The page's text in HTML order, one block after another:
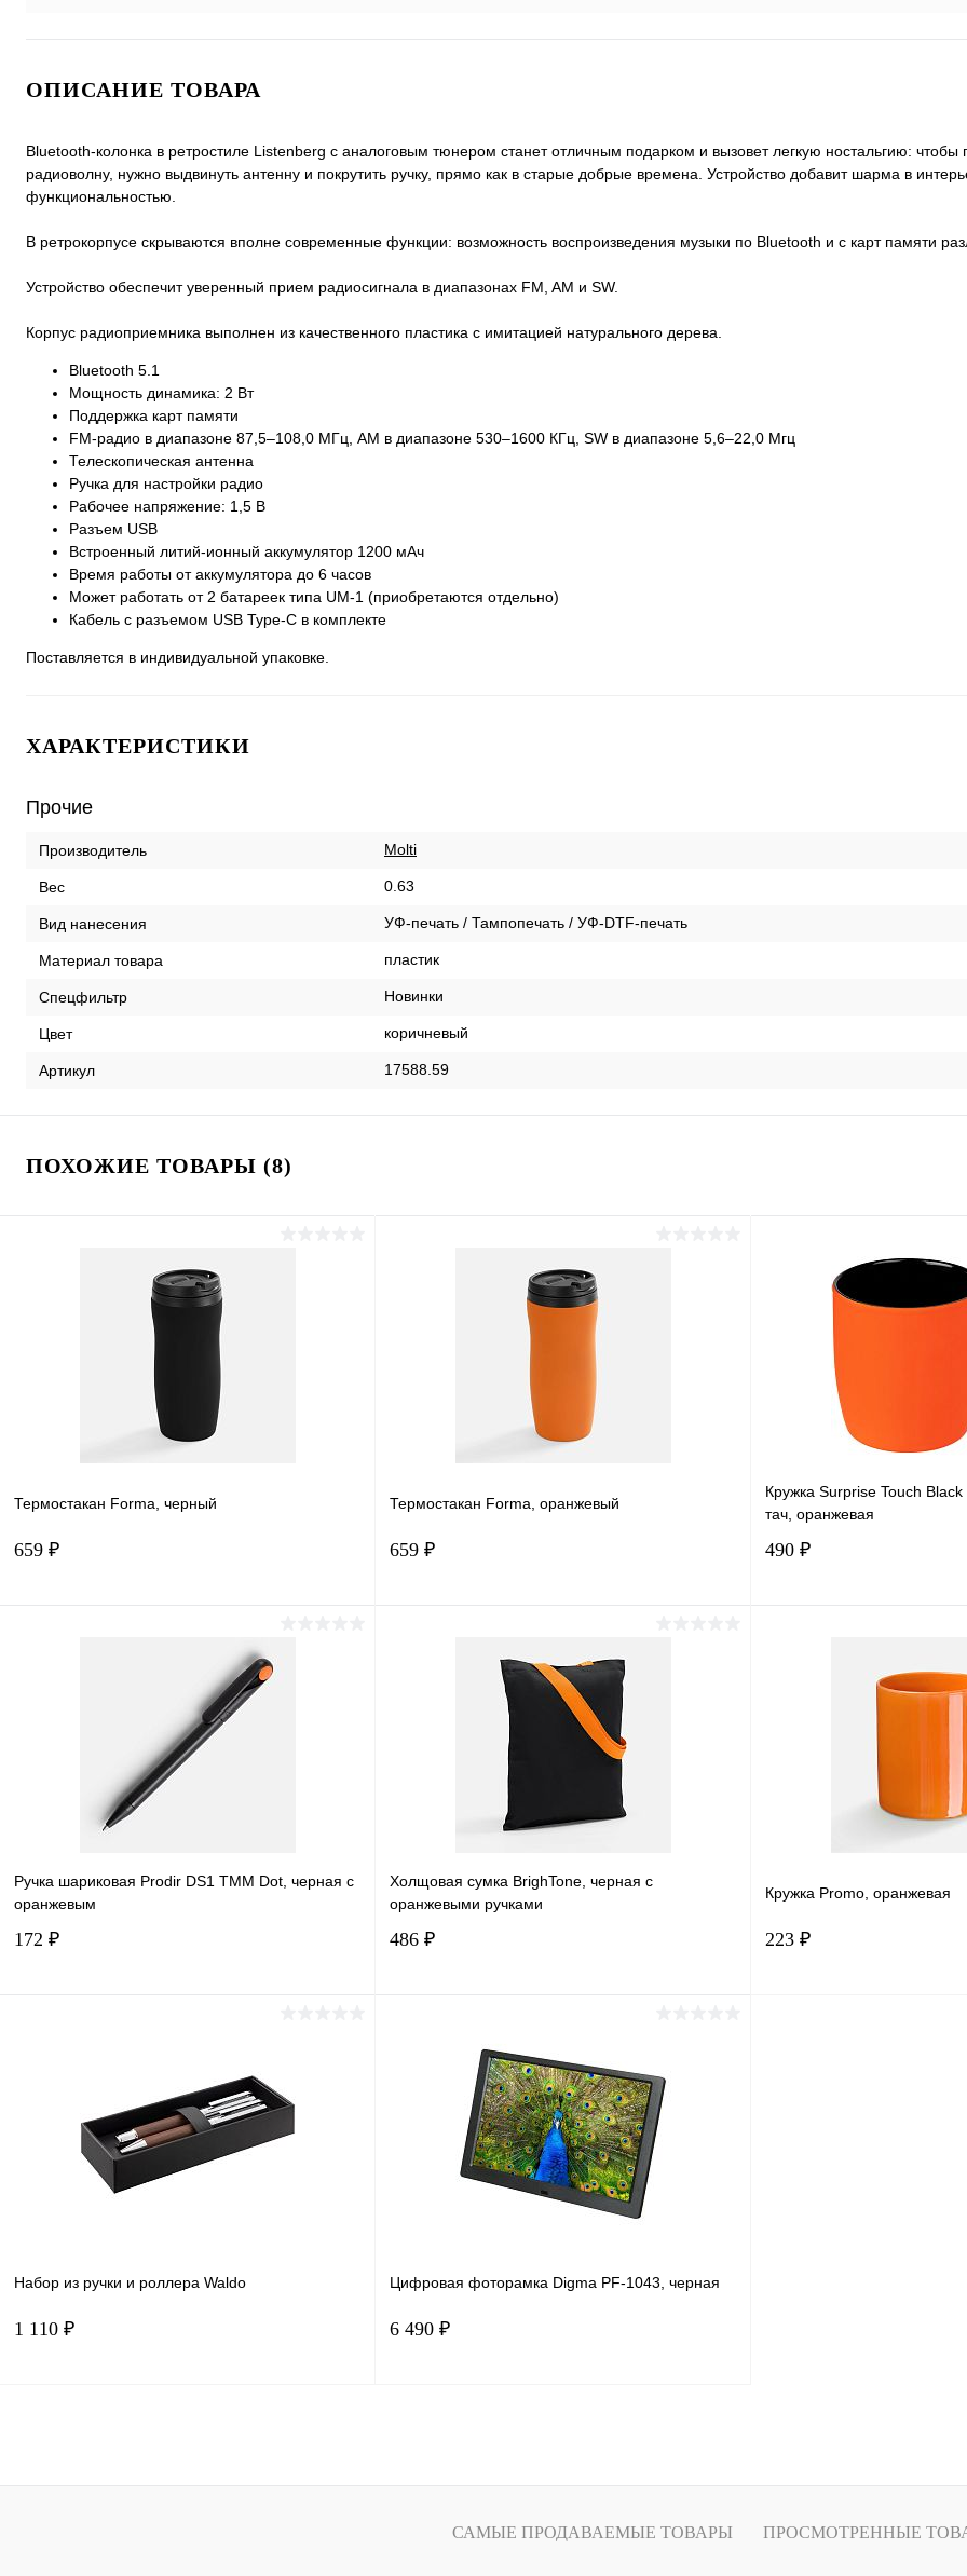
ОПИСАНИЕ ТОВАРА
Bluetooth-колонка в ретростиле Listenberg с аналоговым тюнером станет отличным подарком и вызовет легкую ностальгию: чтобы
радиоволну, нужно выдвинуть антенну и покрутить ручку, прямо как в старые добрые времена. Устройство добавит шарма в
функциональностью.
В ретрокорпусе скрываются вполне современные функции: возможность воспроизведения музыки по Bluetooth и с карт памяти
Устройство обеспечит уверенный прием радиосигнала в диапазонах FM, AM и SW.
Корпус радиоприемника выполнен из качественного пластика с имитацией натурального дерева.
Bluetooth 5.1
Мощность динамика: 2 Вт
Поддержка карт памяти
FM-радио в диапазоне 87,5–108,0 МГц, AM в диапазоне 530–1600 КГц, SW в диапазоне 5,6–22,0 Мгц
Телескопическая антенна
Ручка для настройки радио
Рабочее напряжение: 1,5 В
Разъем USB
Встроенный литий-ионный аккумулятор 1200 мАч
Время работы от аккумулятора до 6 часов
Может работать от 2 батареек типа UM-1 (приобретаются отдельно)
Кабель с разъемом USB Type-C в комплекте
Поставляется в индивидуальной упаковке.
ХАРАКТЕРИСТИКИ
Прочие
Производитель Molti
Вес 0.63
Вид нанесения УФ-печать / Тампопечать / УФ-DTF-печать
Материал товара пластик
Спецфильтр Новинки
Цвет коричневый
Артикул 17588.59
ПОХОЖИЕ ТОВАРЫ (8)
Термостакан Forma, черный
659 ₽
Сравнение
Термостакан Forma, оранжевый
659 ₽
Купить в 1 клик Сравнение
В наличии
Кружка Surprise Touch
тач, оранжевая
490 ₽
Купить в 1 клик
Ручка шариковая Prodir DS1 TMM Dot, черная с
оранжевым
172 ₽
Сравнение
В избранное В наличии
Холщовая сумка BrighTone, черная с
оранжевыми ручками
486 ₽
Купить в 1 клик Сравнение
В избранное В наличии
Кружка Promo, оранжевая
223 ₽
Набор из ручки и роллера Waldo
1 110 ₽
Цифровая фоторамка Digma PF-1043, черная
6 490 ₽
САМЫЕ ПРОДАВАЕМЫЕ ТОВАРЫ ПРОСМОТРЕННЫЕ